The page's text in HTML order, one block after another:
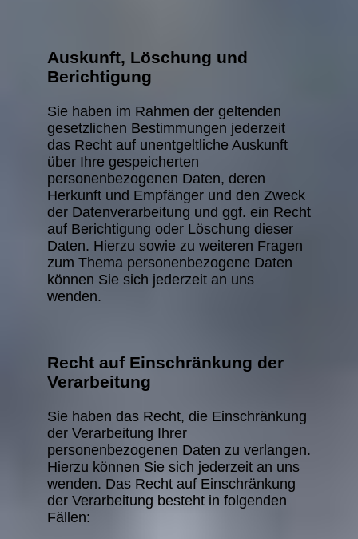
Auskunft, Löschung und
Berichtigung
Sie haben im Rahmen der geltenden
gesetzlichen Bestimmungen jederzeit
das Recht auf unentgeltliche Auskunft
über Ihre gespeicherten
personenbezogenen Daten, deren
Herkunft und Empfänger und den Zweck
der Datenverarbeitung und ggf. ein Recht
auf Berichtigung oder Löschung dieser
Daten. Hierzu sowie zu weiteren Fragen
zum Thema personenbezogene Daten
können Sie sich jederzeit an uns
wenden.
Recht auf Einschränkung der
Verarbeitung
Sie haben das Recht, die Einschränkung
der Verarbeitung Ihrer
personenbezogenen Daten zu verlangen.
Hierzu können Sie sich jederzeit an uns
wenden. Das Recht auf Einschränkung
der Verarbeitung besteht in folgenden
Fällen: